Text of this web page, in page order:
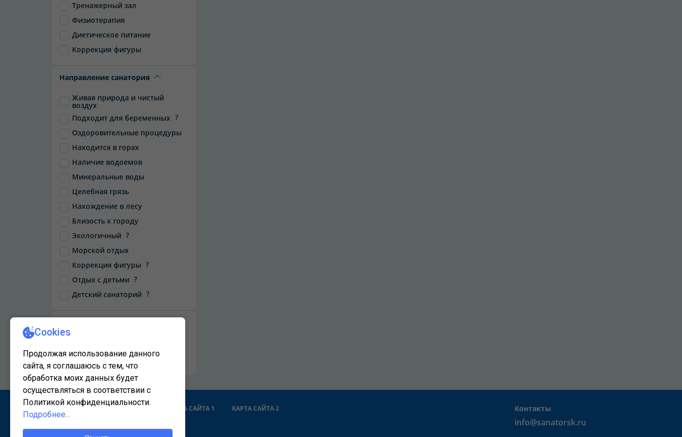
Тренажерный зал
Физиотерапия
Диетическое питание
Коррекция фигуры
Направление санатория
Живая природа и чистый
воздух
Подходит для беременных ?
Оздоровительные процедуры
Находится в горах
Наличие водоемов
Минеральные воды
Целебная грязь
Нахождение в лесу
Близость к городу
Экологичный ?
Морской отдых
Коррекция фигуры ?
Отдых с детьми ?
Детский санаторий ?
Сбросить фильтры
КАРТА САЙТА 1 КАРТА САЙТА 2 Контакты
info@sanatorsk.ru